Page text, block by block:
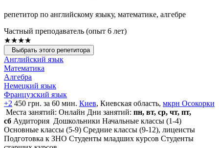
репетитор по английскому языку, математике, алгебре
Частный преподаватель (опыт 6 лет)
★★★★
Выбрать этого репетитора
Английский язык
Математика
Алгебра
Немецкий язык
Французский язык
+2 450 грн. за 60 мин. Киев, Киевская область, мкрн Осокорки
Места занятий: Онлайн Дни занятий: пн, вт, ср, чт, пт,
сб Аудитория Дошкольники Начальные классы (1-4)
Основные классы (5-9) Средние классы (9-12), лицеисты
Подготовка к ЗНО Студенты младших курсов Студенты